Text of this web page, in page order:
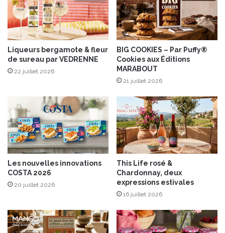
m
a
g
e
e
t
V
i
n
s
”
d
'
A
o
n
Liqueurs bergamote & fleur
de sureau par VEDRENNE
22 juillet 2026
BIG COOKIES – Par Puffy®
Cookies aux Éditions
MARABOUT
21 juillet 2026
Les nouvelles innovations
COSTA 2026
20 juillet 2026
This Life rosé &
Chardonnay, deux
expressions estivales
16 juillet 2026